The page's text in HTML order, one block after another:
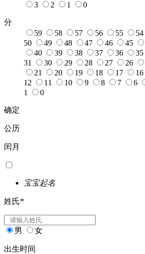
3
2 1 0
分
59
58 57 56 55 54
50
49 48 47 46 45
40
39 38 37 36 35
31
30 29 28 27 26
21
20 19 18 17 16
12
11 10 9 8 7 6
1
0
确定
公历
闰月
宝宝起名
姓氏*
男 女
出生时间